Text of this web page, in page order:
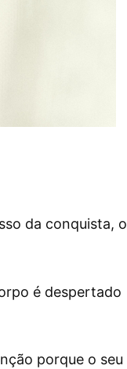
da conquista, o
é despertado
porque o seu